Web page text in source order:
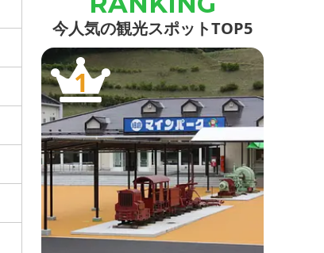
今人気の観光スポットTOP5
1